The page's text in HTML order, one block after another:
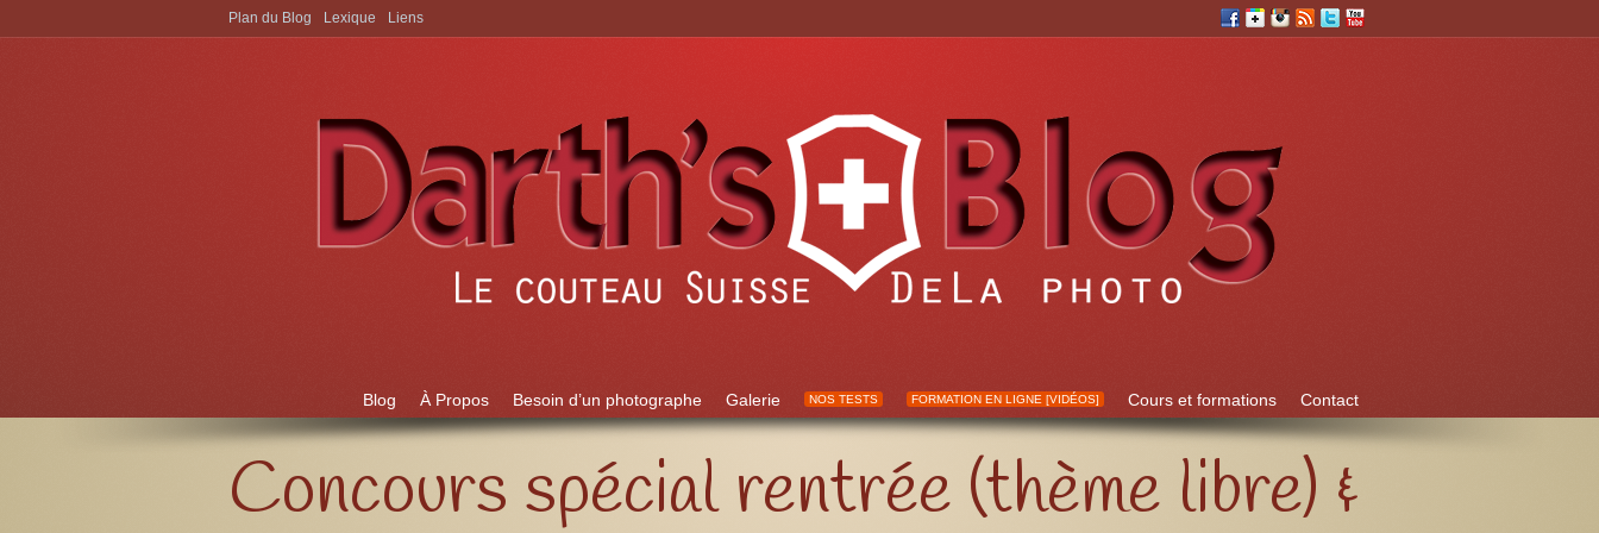
Aller à:
Blog À Propos Besoin d’un photographe Galerie NOS TESTS FORMATION EN LIGNE [VIDÉOS] Cours et formations Contact
Plan du Blog Lexique Liens
Concours spécial rentrée (thème libre) &